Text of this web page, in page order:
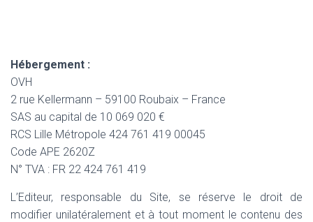
Hébergement :
OVH
2 rue Kellermann – 59100 Roubaix – France
SAS au capital de 10 069 020 €
RCS Lille Métropole 424 761 419 00045
Code APE 2620Z
N° TVA : FR 22 424 761 419
L’Editeur, responsable du Site, se réserve le droit de
modifier unilatéralement et à tout moment le contenu des